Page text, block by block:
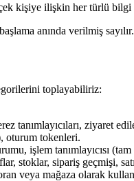
kişiye ilişkin her türlü
anında verilmiş
toplayabiliriz:
tanımlayıcıları, ziyaret
oturum tokenleri.
işlem tanımlayıcısı
stoklar, sipariş geçmişi,
veya mağaza olarak